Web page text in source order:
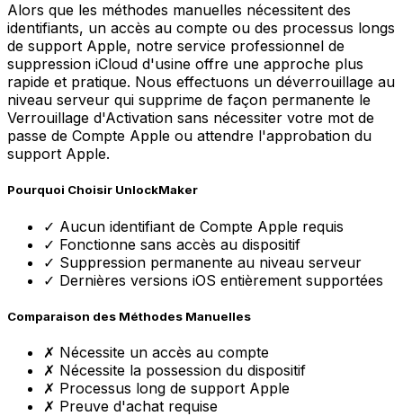
Alors que les méthodes manuelles nécessitent des
identifiants, un accès au compte ou des processus longs
de support Apple, notre service professionnel de
suppression iCloud d'usine offre une approche plus
rapide et pratique. Nous effectuons un déverrouillage au
niveau serveur qui supprime de façon permanente le
Verrouillage d'Activation sans nécessiter votre mot de
passe de Compte Apple ou attendre l'approbation du
support Apple.
Pourquoi Choisir UnlockMaker
✓ Aucun identifiant de Compte Apple requis
✓ Fonctionne sans accès au dispositif
✓ Suppression permanente au niveau serveur
✓ Dernières versions iOS entièrement supportées
Comparaison des Méthodes Manuelles
✗ Nécessite un accès au compte
✗ Nécessite la possession du dispositif
✗ Processus long de support Apple
✗ Preuve d'achat requise